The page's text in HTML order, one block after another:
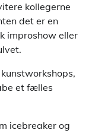
kollegerne
det er en
improshow eller
et fælles
icebreaker og